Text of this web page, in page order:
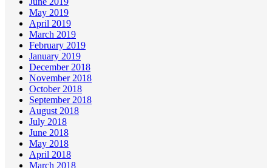
May 2019
April 2019
March 2019
February 2019
January 2019
December 2018
November 2018
October 2018
September 2018
August 2018
July 2018
June 2018
May 2018
April 2018
March 2018